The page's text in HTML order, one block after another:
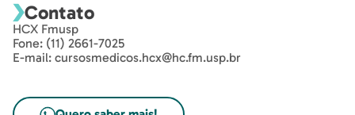
Contato
HCX Fmusp
Fone: (11) 2661-7025
E-mail: cursosmedicos.hcx@hc.fm.usp.br